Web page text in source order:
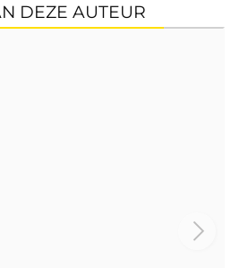
DEZE AUTEUR